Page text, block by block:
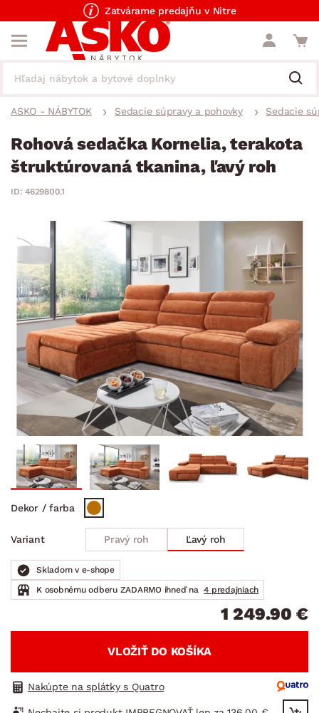
Zatvárame predajňu v Nitre
ASKO - NÁBYTOK Sedacie súpravy a pohovky Sedacie
Rohová sedačka Kornelia, terakota
štruktúrovaná tkanina, ľavý roh
ID: 4629800.1
Dekor / farba
Variant Pravý roh Ľavý roh
Skladom v e-shope
K osobnému odberu ZADARMO ihneď na 4 predajniach
1 249.90 €
VLOŽIŤ DO KOŠÍKA
Nakúpte na splátky s Quatro